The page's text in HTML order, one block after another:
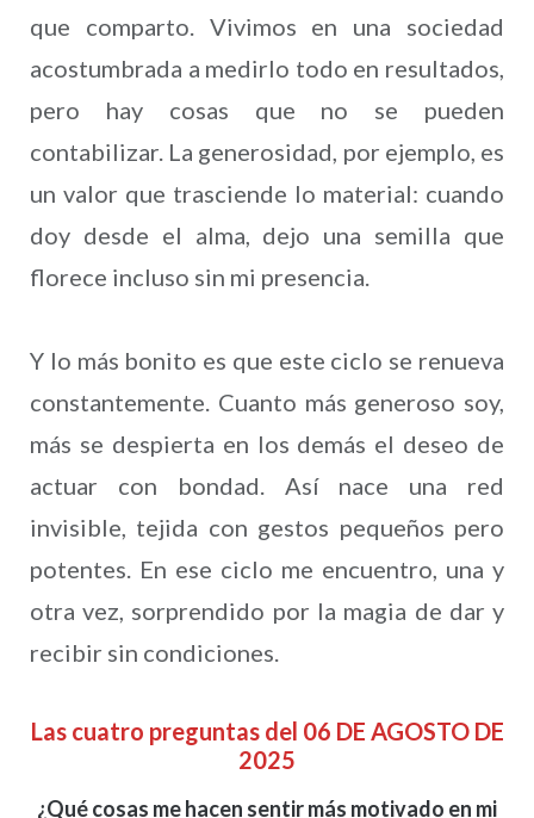
que comparto. Vivimos en una sociedad
acostumbrada a medirlo todo en resultados,
pero hay cosas que no se pueden
contabilizar. La generosidad, por ejemplo, es
un valor que trasciende lo material: cuando
doy desde el alma, dejo una semilla que
florece incluso sin mi presencia.
Y lo más bonito es que este ciclo se renueva
constantemente. Cuanto más generoso soy,
más se despierta en los demás el deseo de
actuar con bondad. Así nace una red
invisible, tejida con gestos pequeños pero
potentes. En ese ciclo me encuentro, una y
otra vez, sorprendido por la magia de dar y
recibir sin condiciones.
Las cuatro preguntas del 06 DE AGOSTO DE
2025
¿Qué cosas me hacen sentir más motivado en mi